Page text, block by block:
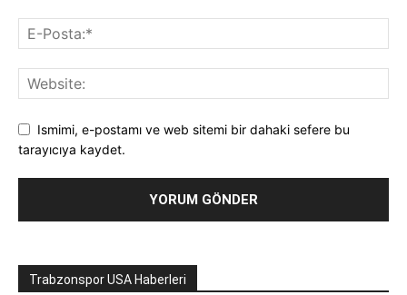
Ismimi, e-postamı ve web sitemi bir dahaki sefere bu
tarayıcıya kaydet.
Trabzonspor USA Haberleri